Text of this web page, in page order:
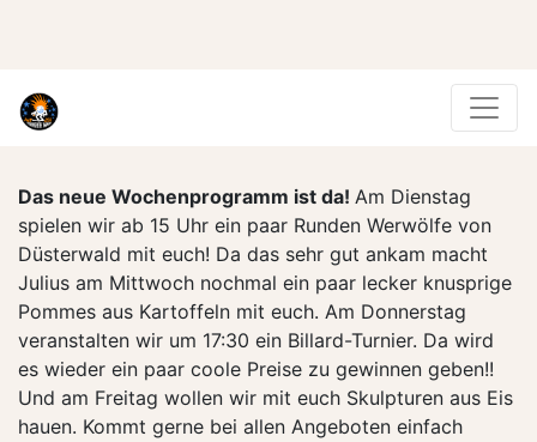
Das neue Wochenprogramm ist da! Am Dienstag
spielen wir ab 15 Uhr ein paar Runden Werwölfe von
Düsterwald mit euch! Da das sehr gut ankam macht
Julius am Mittwoch nochmal ein paar lecker knusprige
Pommes aus Kartoffeln mit euch. Am Donnerstag
veranstalten wir um 17:30 ein Billard-Turnier. Da wird
es wieder ein paar coole Preise zu gewinnen geben!!
Und am Freitag wollen wir mit euch Skulpturen aus Eis
hauen. Kommt gerne bei allen Angeboten einfach